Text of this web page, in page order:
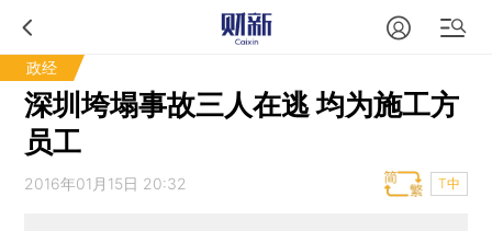
政经
深圳垮塌事故三人在逃 均为施工方
员工
2016年01月15日 20:32 T中